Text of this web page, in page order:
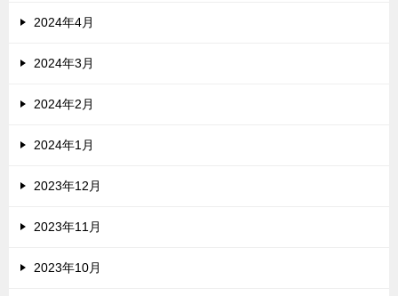
2024年4月
2024年3月
2024年2月
2024年1月
2023年12月
2023年11月
2023年10月